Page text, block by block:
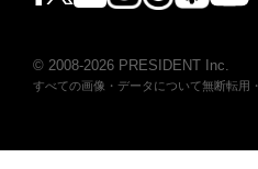
© 2008-2026 PRESIDENT Inc.
すべての画像・データについて無断転用